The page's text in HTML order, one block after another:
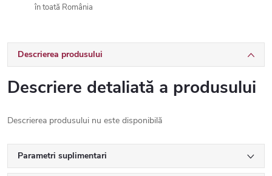
în toată România
Descrierea produsului
Descriere detaliată a produsului
Descrierea produsului nu este disponibilă
Parametri suplimentari